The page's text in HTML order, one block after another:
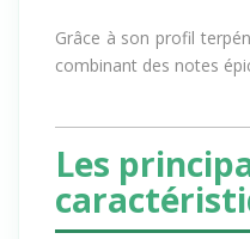
Grâce à son profil
combinant des notes
Les